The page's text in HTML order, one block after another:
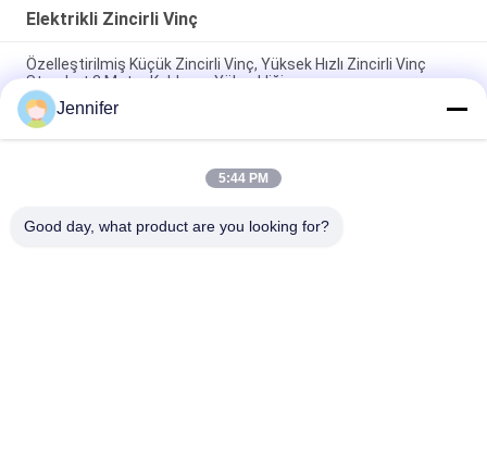
Elektrikli Zincirli Vinç
Özelleştirilmiş Küçük Zincirli Vinç, Yüksek Hızlı Zincirli Vinç
Standart 3 Metre Kaldırma Yüksekliği
0.5 Ton Hafif Sahne Taşıyıcısı Eğlence için Akıllı Elektrikli Zincir
Taşıyıcısı
Elektrikli Vinç İçin Elektrikli Araba 0.5t 1t 2t 3t 5t Tek Hız Çift
Jennifer
5:44 PM
Good day, what product are you looking for?